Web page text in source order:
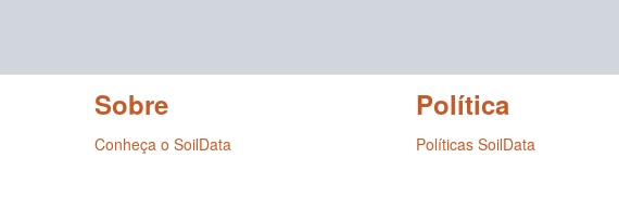
Sobre
Conheça o SoilData
Política
Políticas SoilData